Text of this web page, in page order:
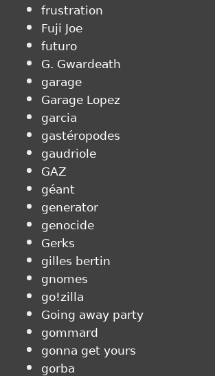
frustration
Fuji Joe
futuro
G. Gwardeath
garage
Garage Lopez
garcia
gastéropodes
gaudriole
GAZ
géant
generator
genocide
Gerks
gilles bertin
gnomes
go!zilla
Going away party
gommard
gonna get yours
gorba